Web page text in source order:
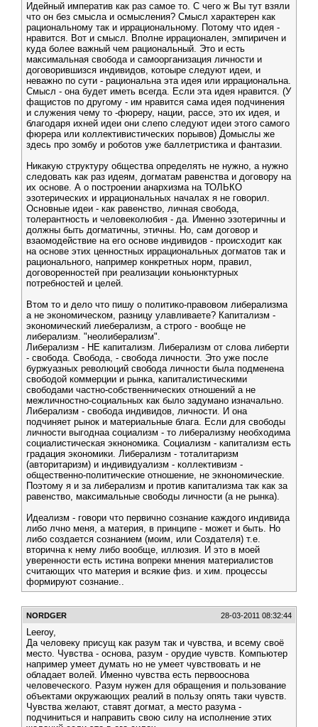
Идейный императив как раз самое то. С чего ж Вы тут взяли
что он без смысла и осмысления? Смысл характерен как
рациональному так и иррациональному. Потому что идея -
нравится. Вот и смысл. Вполне иррационален, эмпиричен и
куда более важный чем рациональный. Это и есть
максимальная свобода и самоорганизация личности и
договорившизся индивидов, котоыре следуют идеи, и
неважно по сути - рациональна эта идея или иррациональна.
Смысл - она будет иметь всегда. Если эта идея нравится. (У
фащистов по другому - им нравится сама идея подчинения
и служения чему то -фюреру, нации, рассе, это их идея, и
благодаря ихней идеи они слепо следуют идеи этого самого
фюрера или коллективистических порывов) Домыслы же
здесь про зомбу и роботов уже баллетристика и фантазии.
Никакую структуру общества определять не нужно, а нужно
следовать как раз идеям, догматам равенства и договору на
их основе. А о построении анархизма на ТОЛЬКО
эзотерических и иррациональных началах я не говорил.
Основные идеи - как равенство, личная свобода,
толерантность и человеколюбия - да. Именно эзотеричны и
должны быть догматичны, этичны. Но, сам договор и
взаомодействие на его основе индивидов - происходит как
на основе этих ценностных иррациональных догматов так и
рационального, например конкретных норм, правил,
договоренностей при реализации коньюнктурных
потребностей и целей.
Втом то и дело что пишу о политико-правовом либерализма
а не экономическом, разницу улавливаете? Капитализм -
экономический лиеберализм, а строго - вообще не
либерализм. "неолиберализм".
Либерализм - НЕ капитализм. Либерализм от слова либерти
- свобода. Свобода, - свобода личности. Это уже после
буржуазных революций свобода личности была подменена
свободой коммерции и рынка, капиталистическими
свободами частно-собственнических отношений а не
межличностно-социальных как было задумано изначально.
Либерализм - свобода индивидов, личности. И она
подчиняет рынок и материальные блага. Если для свободы
личности выгоднаа социализм - то либерализму необходима
социалистическая экнономика. Социализм - капитализм есть
градация экономики. Либерализм - тоталитаризм
(авторитаризм) и индивидуализм - коллективизм -
общественно-политические отношение, не экнономические.
Поэтому я и за либерализм и против капитализма так как за
равенство, максимальные свободы личности (а не рынка).
Идеализм - говори что первично сознание каждого индивида
либо лчно меня, а материя, в принципе - может и быть. Но
либо создается сознанием (моим, или Создателя) т.е.
вторична к нему либо вообще, иллюзия. И это в моей
уверенности есть истина вопреки мнения материалистов
считающих что материя и всякие физ. и хим. процессы
формируют сознание..
NORDGER 28-03-2011 08:32:44
Leeroy,
Да человеку присущ как разум так и чувства, и всему своё
место. Чувства - основа, разум - орудие чувств. Компьютер
например умеет думать но не умеет чувствовать и не
обладает волей. Именно чувства есть первооснова
человеческого. Разум нужен для обращения и пользование
объектами окружающих реалий в пользу опять таки чувств.
Чувства желают, ставят догмат, а место разума -
подчиниться и направить свою силу на исполнение этих